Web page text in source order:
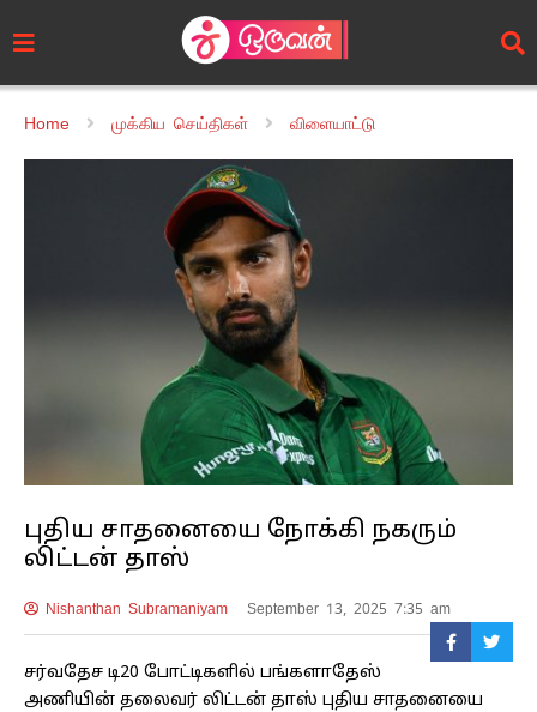
Home முக்கிய செய்திகள் விளையாட்டு
புதிய சாதனையை நோக்கி நகரும்
லிட்டன் தாஸ்
Nishanthan Subramaniyam September 13, 2025 7:35 am
சர்வதேச டி20 போட்டிகளில் பங்களாதேஸ்
அணியின் தலைவர் லிட்டன் தாஸ் புதிய சாதனையை